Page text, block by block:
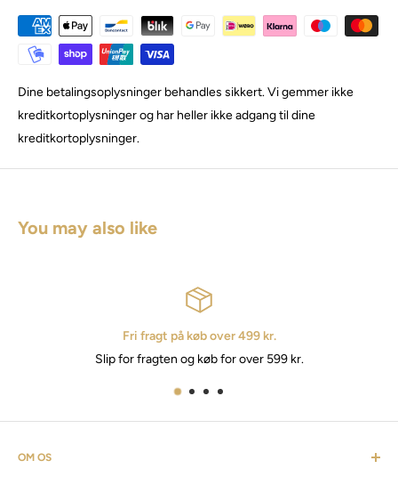
Dine betalingsoplysninger behandles sikkert. Vi gemmer ikke
kreditkortoplysninger og har heller ikke adgang til dine
kreditkortoplysninger.
You may also like
Fri fragt på køb over 499 kr.
Slip for fragten og køb for over 599 kr.
OM OS